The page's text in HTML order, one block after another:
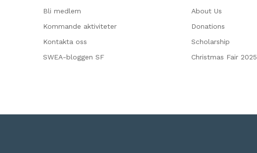
Bli medlem
Kommande aktiviteter
Kontakta oss
SWEA-bloggen SF
About Us
Donations
Scholarship
Christmas Fair 2025